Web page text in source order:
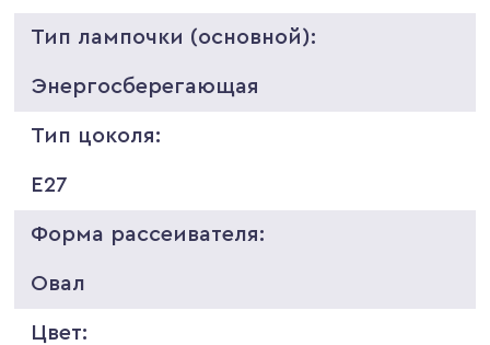
Тип лампочки (основной):
Энергосберегающая
Тип цоколя:
E27
Форма рассеивателя:
Овал
Цвет: